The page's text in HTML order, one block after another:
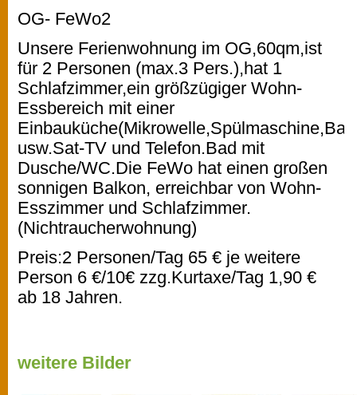
OG- FeWo2
Unsere Ferienwohnung im OG,60qm,ist
für 2 Personen (max.3 Pers.),hat 1
Schlafzimmer,ein größzügiger Wohn-
Essbereich mit einer
usw.Sat-TV und Telefon.Bad mit
Dusche/WC.Die FeWo hat einen großen
sonnigen Balkon, erreichbar von Wohn-
Esszimmer und Schlafzimmer.
(Nichtraucherwohnung)
Preis:2 Personen/Tag 65 € je weitere
Person 6 €/10€ zzg.Kurtaxe/Tag 1,90 €
ab 18 Jahren.
weitere Bilder